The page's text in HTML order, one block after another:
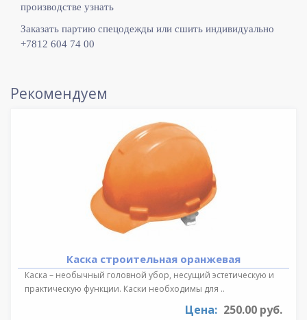
производстве узнать
Заказать партию спецодежды или сшить индивидуально
+7812 604 74 00
Рекомендуем
Каска строительная оранжевая
Каска – необычный головной убор, несущий эстетическую и
практическую функции. Каски необходимы для ..
Цена: 250.00 руб.